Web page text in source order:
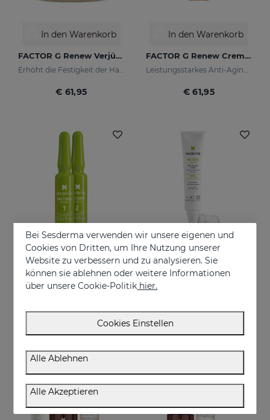
In den Warenkorb
FACTOR G Renew Verjüngungscreme
€ 61,95
In den Warenkorb
FACTOR G Renew Cremegel
€ 61,95
In den Warenkorb
FACTOR G Renew Bio-Stimulating Ampoules. Weekly Plan
In den Warenkorb
ONLINE EXKLUSIV
Bei Sesderma verwenden wir unsere eigenen und
Cookies von Dritten, um Ihre Nutzung unserer
Website zu verbessern und zu analysieren. Sie
können sie ablehnen oder weitere Informationen
über unsere Cookie-Politik hier.
Cookies Einstellen
Alle Ablehnen
Alle Akzeptieren